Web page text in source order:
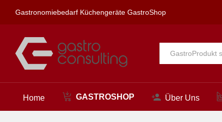
Gastronomiebedarf Küchengeräte GastroShop
Alle
Home GASTROSHOP Über Uns
Beschreibung